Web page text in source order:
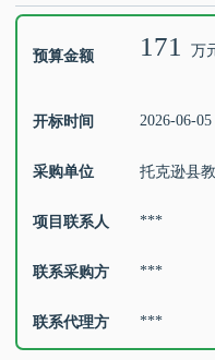
预算金额 171 万
开标时间 2026-06-
采购单位 托克逊县
项目联系人 ***
联系采购方 ***
联系代理方 ***